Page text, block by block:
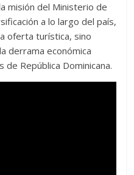
misión del Ministerio de
a lo largo del país,
oferta turística, sino
derrama económica
República Dominicana.